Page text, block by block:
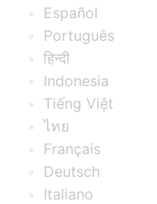
Español
Português
हिन्दी
Indonesia
Tiếng Việt
ไทย
Français
Deutsch
Italiano